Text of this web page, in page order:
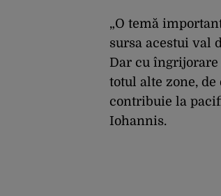
„O temă
sursa acestui val
Dar cu
totul alte zone,
contribuie la
Iohannis.